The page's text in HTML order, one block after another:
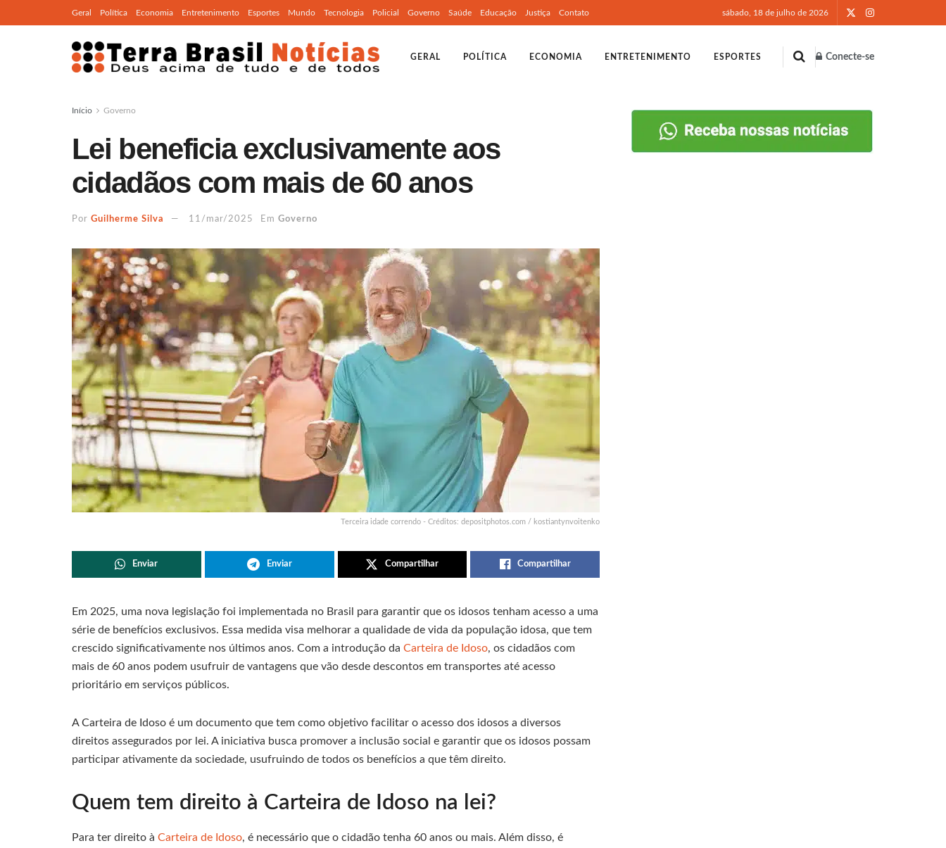
Geral Política Economia Entretenimento Esportes Mundo Tecnologia Policial Governo Saúde Educação Justiça Contato sábado, 18 de julho de 2026
GERAL POLÍTICA ECONOMIA ENTRETENIMENTO ESPORTES Conecte-se
Início Governo
Lei beneficia exclusivamente aos
cidadãos com mais de 60 anos
Por Guilherme Silva 11/mar/2025 Em Governo
Terceira idade correndo - Créditos: depositphotos.com / kostiantynvoitenko
Enviar Enviar Compartilhar Compartilhar
Em 2025, uma nova legislação foi implementada no Brasil para garantir que os idosos tenham acesso a uma
série de benefícios exclusivos. Essa medida visa melhorar a qualidade de vida da população idosa, que tem
crescido significativamente nos últimos anos. Com a introdução da Carteira de Idoso, os cidadãos com
mais de 60 anos podem usufruir de vantagens que vão desde descontos em transportes até acesso
prioritário em serviços públicos.
A Carteira de Idoso é um documento que tem como objetivo facilitar o acesso dos idosos a diversos
direitos assegurados por lei. A iniciativa busca promover a inclusão social e garantir que os idosos possam
participar ativamente da sociedade, usufruindo de todos os benefícios a que têm direito.
Quem tem direito à Carteira de Idoso na lei?
Para ter direito à Carteira de Idoso, é necessário que o cidadão tenha 60 anos ou mais. Além disso, é